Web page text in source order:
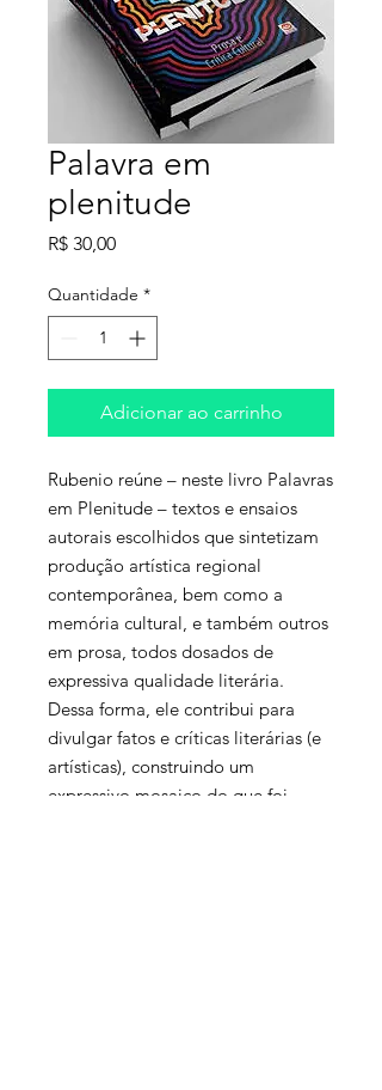
Palavra em
plenitude
R$ 30,00Preço
Quantidade *
Adicionar ao carrinho
Rubenio reúne – neste livro Palavras
em Plenitude – textos e ensaios
autorais escolhidos que sintetizam
produção artística regional
contemporânea, bem como a
memória cultural, e também outros
em prosa, todos dosados de
expressiva qualidade literária.
Dessa forma, ele contribui para
divulgar fatos e críticas literárias (e
artísticas), construindo um
expressivo mosaico do que foi